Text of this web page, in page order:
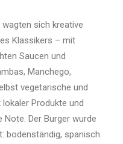
sich kreative
Klassikers – mit
Saucen und
Manchego,
vegetarische und
Produkte und
Note. Der Burger wurde
bodenständig, spanisch